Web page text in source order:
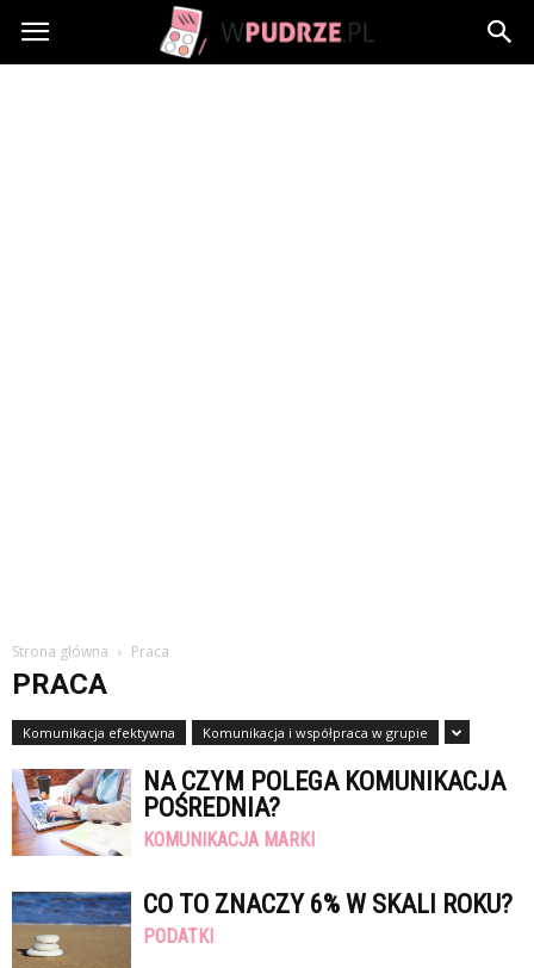
wPudrze.pl
Strona główna Praca
PRACA
Komunikacja efektywna Komunikacja i współpraca w grupie
NA CZYM POLEGA KOMUNIKACJA
POŚREDNIA?
KOMUNIKACJA MARKI
CO TO ZNACZY 6% W SKALI ROKU?
PODATKI